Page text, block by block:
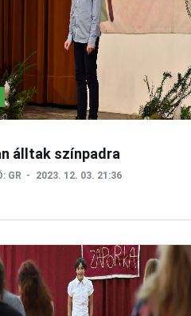
álltak színpadra
GR 2023. 12. 03. 21:36